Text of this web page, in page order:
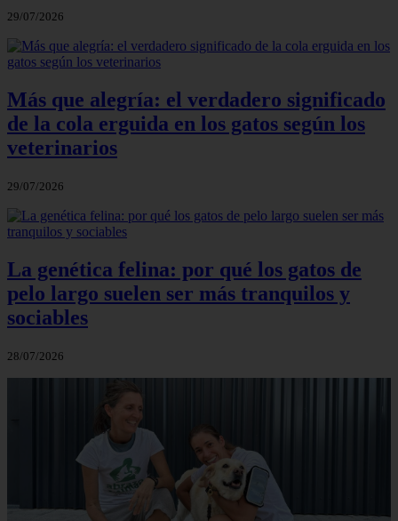
29/07/2026
Más que alegría: el verdadero significado
de la cola erguida en los gatos según los
veterinarios
29/07/2026
La genética felina: por qué los gatos de
pelo largo suelen ser más tranquilos y
sociables
28/07/2026